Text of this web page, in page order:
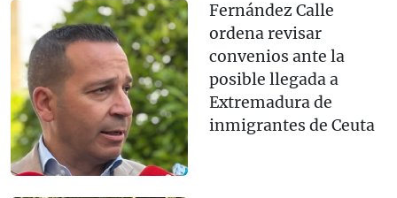
Fernández Calle
ordena revisar
convenios ante la
posible llegada a
Extremadura de
inmigrantes de Ceuta